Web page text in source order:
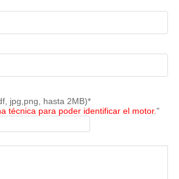
jpg,png, hasta 2MB)*
técnica para poder identificar el motor."